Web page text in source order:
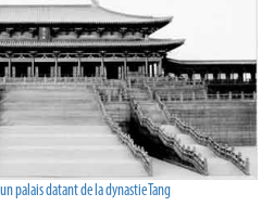
palais datant de la dynastie Tang